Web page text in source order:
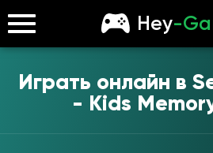
Hey-
Играть онлайн в
- Kids